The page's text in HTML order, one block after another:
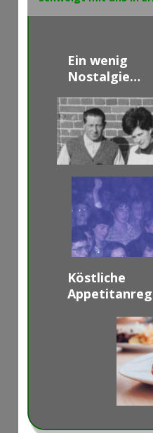
Ein wenig
Nostalgie…
Köstliche